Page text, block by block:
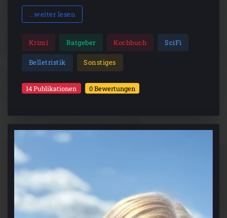
...weiter lesen
Krimi Ratgeber Kochbuch SciFi
Belletristik Sonstiges
14 Publikationen 0 Bewertungen